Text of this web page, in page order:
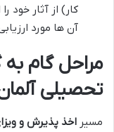
کار) از آثار خود
آن ها مورد
مراحل گام
تحصیلی
مسیراخذ پذیرش و